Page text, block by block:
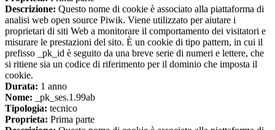
Descrizione: Questo nome di cookie è associato alla piattaforma di
analisi web open source Piwik. Viene utilizzato per aiutare i
proprietari di siti Web a monitorare il comportamento dei visitatori e
misurare le prestazioni del sito. È un cookie di tipo pattern, in cui il
prefisso _pk_id è seguito da una breve serie di numeri e lettere, che
si ritiene sia un codice di riferimento per il dominio che imposta il
cookie.
Durata: 1 anno
Nome: _pk_ses.1.99ab
Tipologia: tecnico
Proprieta: Prima parte